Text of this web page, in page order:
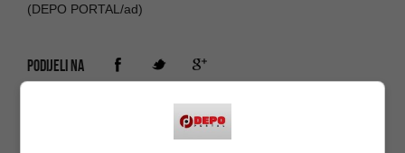
(DEPO PORTAL/ad)
PODIJELI NA
pratite putem društvenih mreža